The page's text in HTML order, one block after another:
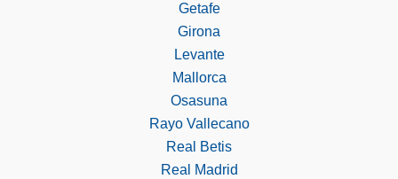
Getafe
Girona
Levante
Mallorca
Osasuna
Rayo Vallecano
Real Betis
Real Madrid